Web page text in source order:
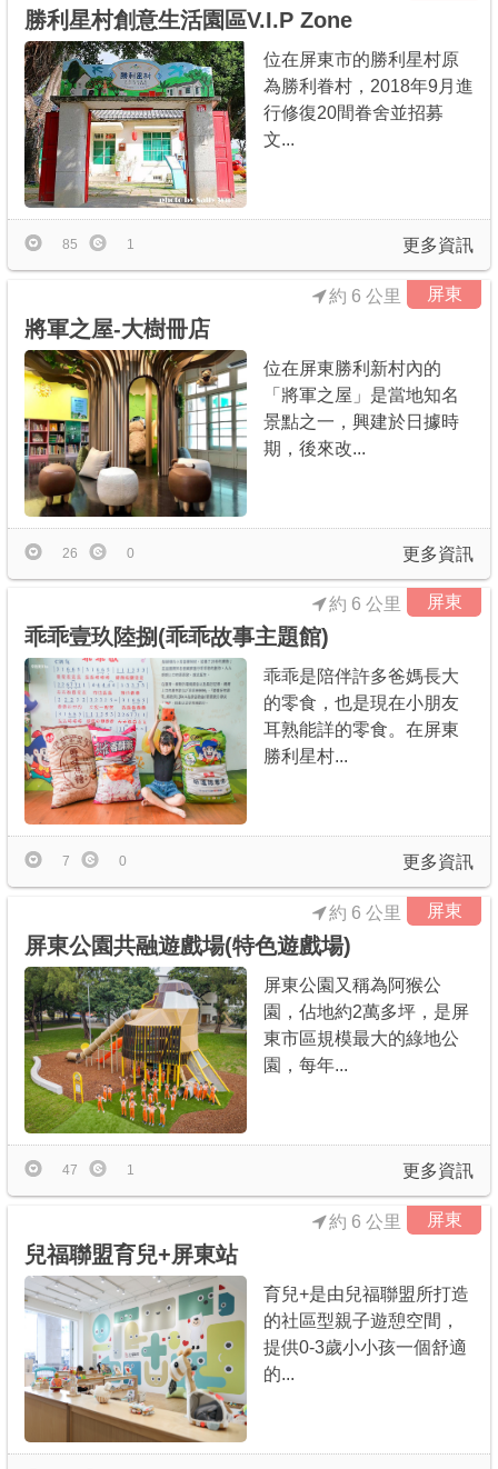
勝利星村創意生活園區V.I.P Zone
位在屏東市的勝利星村原
為勝利眷村，2018年9月進
行修復20間眷舍並招募
文...
更多資訊
85 1
屏東
約 6 公里
將軍之屋-大樹冊店
位在屏東勝利新村內的
「將軍之屋」是當地知名
景點之一，興建於日據時
期，後來改...
更多資訊
26 0
屏東
約 6 公里
乖乖壹玖陸捌(乖乖故事主題館)
乖乖是陪伴許多爸媽長大
的零食，也是現在小朋友
耳熟能詳的零食。在屏東
勝利星村...
更多資訊
7 0
屏東
約 6 公里
屏東公園共融遊戲場(特色遊戲場)
屏東公園又稱為阿猴公
園，佔地約2萬多坪，是屏
東市區規模最大的綠地公
園，每年...
更多資訊
47 1
屏東
約 6 公里
兒福聯盟育兒+屏東站
育兒+是由兒福聯盟所打造
的社區型親子遊憩空間，
提供0-3歲小小孩一個舒適
的...